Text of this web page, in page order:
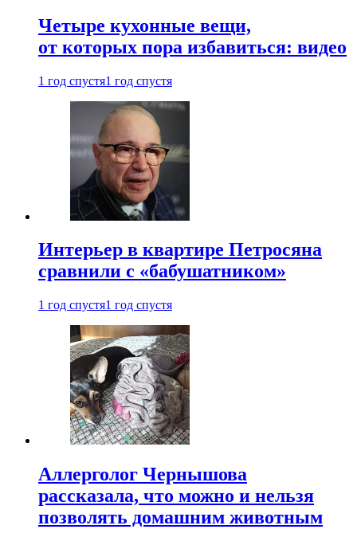
Четыре кухонные вещи,
от которых пора избавиться: видео
1 год спустя1 год спустя
Интерьер в квартире Петросяна
сравнили с «бабушатником»
1 год спустя1 год спустя
Аллерголог Чернышова
рассказала, что можно и нельзя
позволять домашним животным